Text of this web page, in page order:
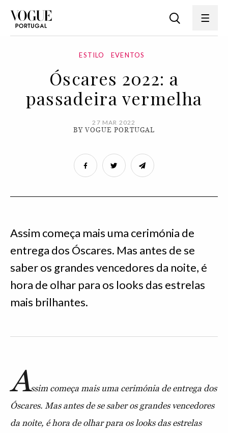
ESTILO EVENTOS
Óscares 2022: a
passadeira vermelha
27 MAR 2022
BY VOGUE PORTUGAL
Assim começa mais uma cerimónia de
entrega dos Óscares. Mas antes de se
saber os grandes vencedores da noite, é
hora de olhar para os looks das estrelas
mais brilhantes.
Assim começa mais uma cerimónia de entrega dos
Óscares. Mas antes de se saber os grandes vencedores
da noite, é hora de olhar para os looks das estrelas